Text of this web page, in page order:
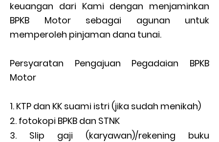
keuangan dari Kami dengan menjaminkan
BPKB Motor sebagai agunan untuk
memperoleh pinjaman dana tunai.
Persyaratan Pengajuan Pegadaian BPKB
Motor
KTP dan KK suami istri (jika sudah menikah)
fotokopi BPKB dan STNK
Slip gaji (karyawan)/rekening buku